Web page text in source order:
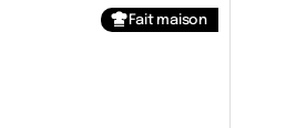
Fait maison